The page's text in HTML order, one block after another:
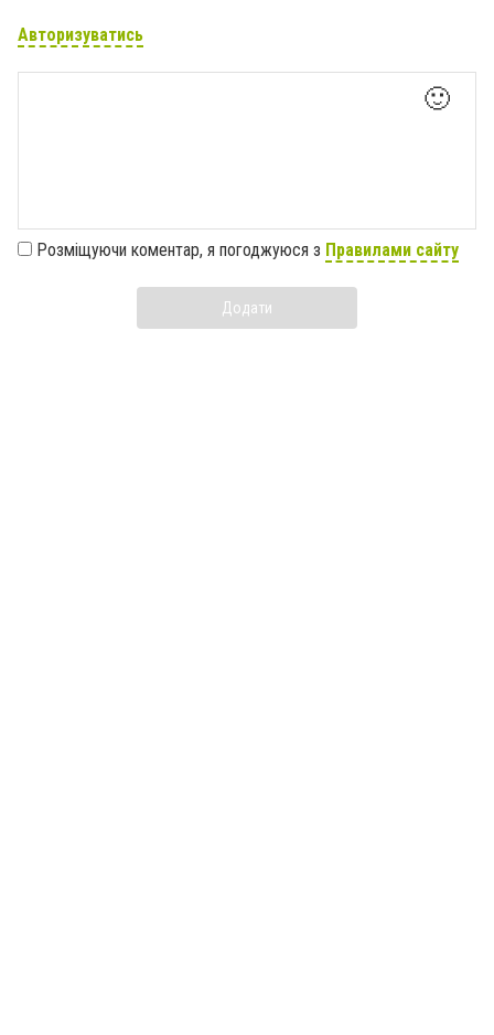
Авторизуватись
🙂
Розміщуючи коментар, я погоджуюся з Правилами сайту
Додати